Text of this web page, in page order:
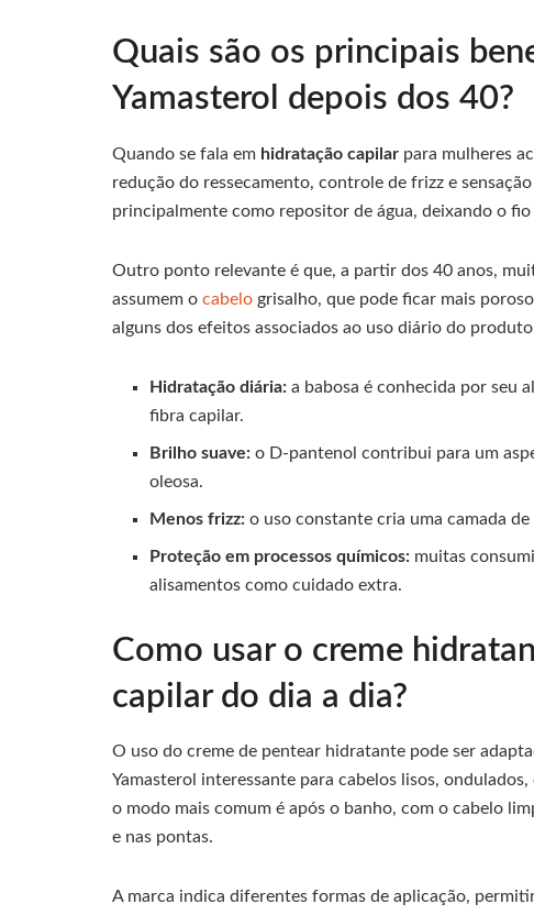
Quais são os principais
Yamasterol depois dos 40?
Quando se fala em hidratação capilar para mulheres
redução do ressecamento, controle de frizz e
principalmente como repositor de água, deixando o
Outro ponto relevante é que, a partir dos 40 anos,
assumem o cabelo grisalho, que pode ficar mais
alguns dos efeitos associados ao uso diário do
Hidratação diária: a babosa é conhecida por seu
fibra capilar.
Brilho suave: o D-pantenol contribui para um
oleosa.
Menos frizz: o uso constante cria uma camada
Proteção em processos químicos: muitas
alisamentos como cuidado extra.
Como usar o creme
capilar do dia a dia?
O uso do creme de pentear hidratante pode ser
Yamasterol interessante para cabelos lisos,
o modo mais comum é após o banho, com o cabelo
e nas pontas.
A marca indica diferentes formas de aplicação,